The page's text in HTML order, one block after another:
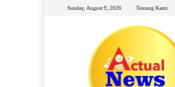
Sunday, August 9, 2026 Tentang Kami